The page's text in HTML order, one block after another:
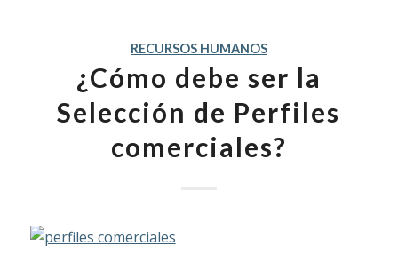
RECURSOS HUMANOS
¿Cómo debe ser la
Selección de Perfiles
comerciales?